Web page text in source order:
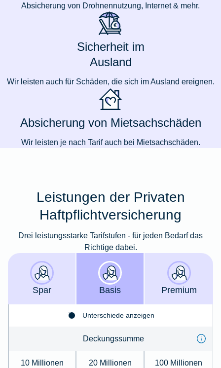
Absicherung von Drohnennutzung, Internet & mehr.
Sicherheit im
Ausland
Wir leisten auch für Schäden, die sich im Ausland ereignen.
Absicherung von Mietsachschäden
Wir leisten je nach Tarif auch bei Mietsachschäden.
Leistungen der Privaten
Haftpflichtversicherung
Drei leistungsstarke Tarifstufen - für jeden Bedarf das
Richtige dabei.
Spar Basis Premium
Unterschiede anzeigen
Deckungssumme
10 Millionen
20 Millionen
100 Millionen